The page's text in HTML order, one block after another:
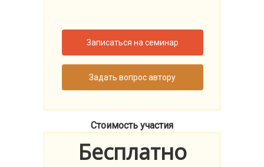
Записаться на семинар
Задать вопрос автору
Стоимость участия
Бесплатно